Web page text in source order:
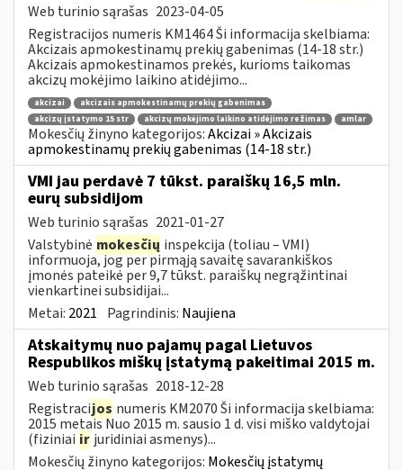
Web turinio sąrašas 2023-04-05
Registracijos numeris KM1464 Ši informacija skelbiama:
Akcizais apmokestinamų prekių gabenimas (14-18 str.)
Akcizais apmokestinamos prekės, kurioms taikomas
akcizų mokėjimo laikino atidėjimo...
akcizai
akcizais apmokestinamų prekių gabenimas
akcizų įstatymo 15 str
akcizų mokėjimo laikino atidėjimo režimas amlar
Mokesčių žinyno kategorijos:Akcizai » Akcizais
apmokestinamų prekių gabenimas (14-18 str.)
VMI jau perdavė 7 tūkst. paraiškų 16,5 mln.
eurų subsidijom
Web turinio sąrašas 2021-01-27
Valstybinė mokesčių inspekcija (toliau – VMI)
informuoja, jog per pirmąją savaitę savarankiškos
įmonės pateikė per 9,7 tūkst. paraiškų negrąžintinai
vienkartinei subsidijai...
Metai: 2021 Pagrindinis: Naujiena
Atskaitymų nuo pajamų pagal Lietuvos
Respublikos miškų įstatymą pakeitimai 2015 m.
Web turinio sąrašas 2018-12-28
Registracijos numeris KM2070 Ši informacija skelbiama:
2015 metais Nuo 2015 m. sausio 1 d. visi miško valdytojai
(fiziniai ir juridiniai asmenys)...
Mokesčių žinyno kategorijos: Mokesčių įstatymų